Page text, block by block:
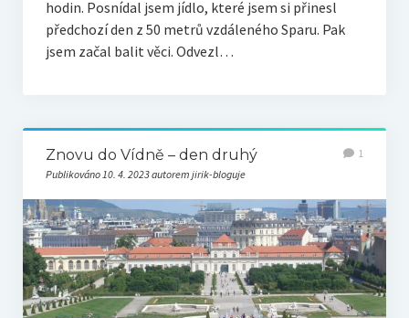
hodin. Posnídal jsem jídlo, které jsem si přinesl
předchozí den z 50 metrů vzdáleného Sparu. Pak
jsem začal balit věci. Odvezl…
Znovu do Vídně – den druhý
Publikováno 10. 4. 2023 autorem jirik-bloguje
1